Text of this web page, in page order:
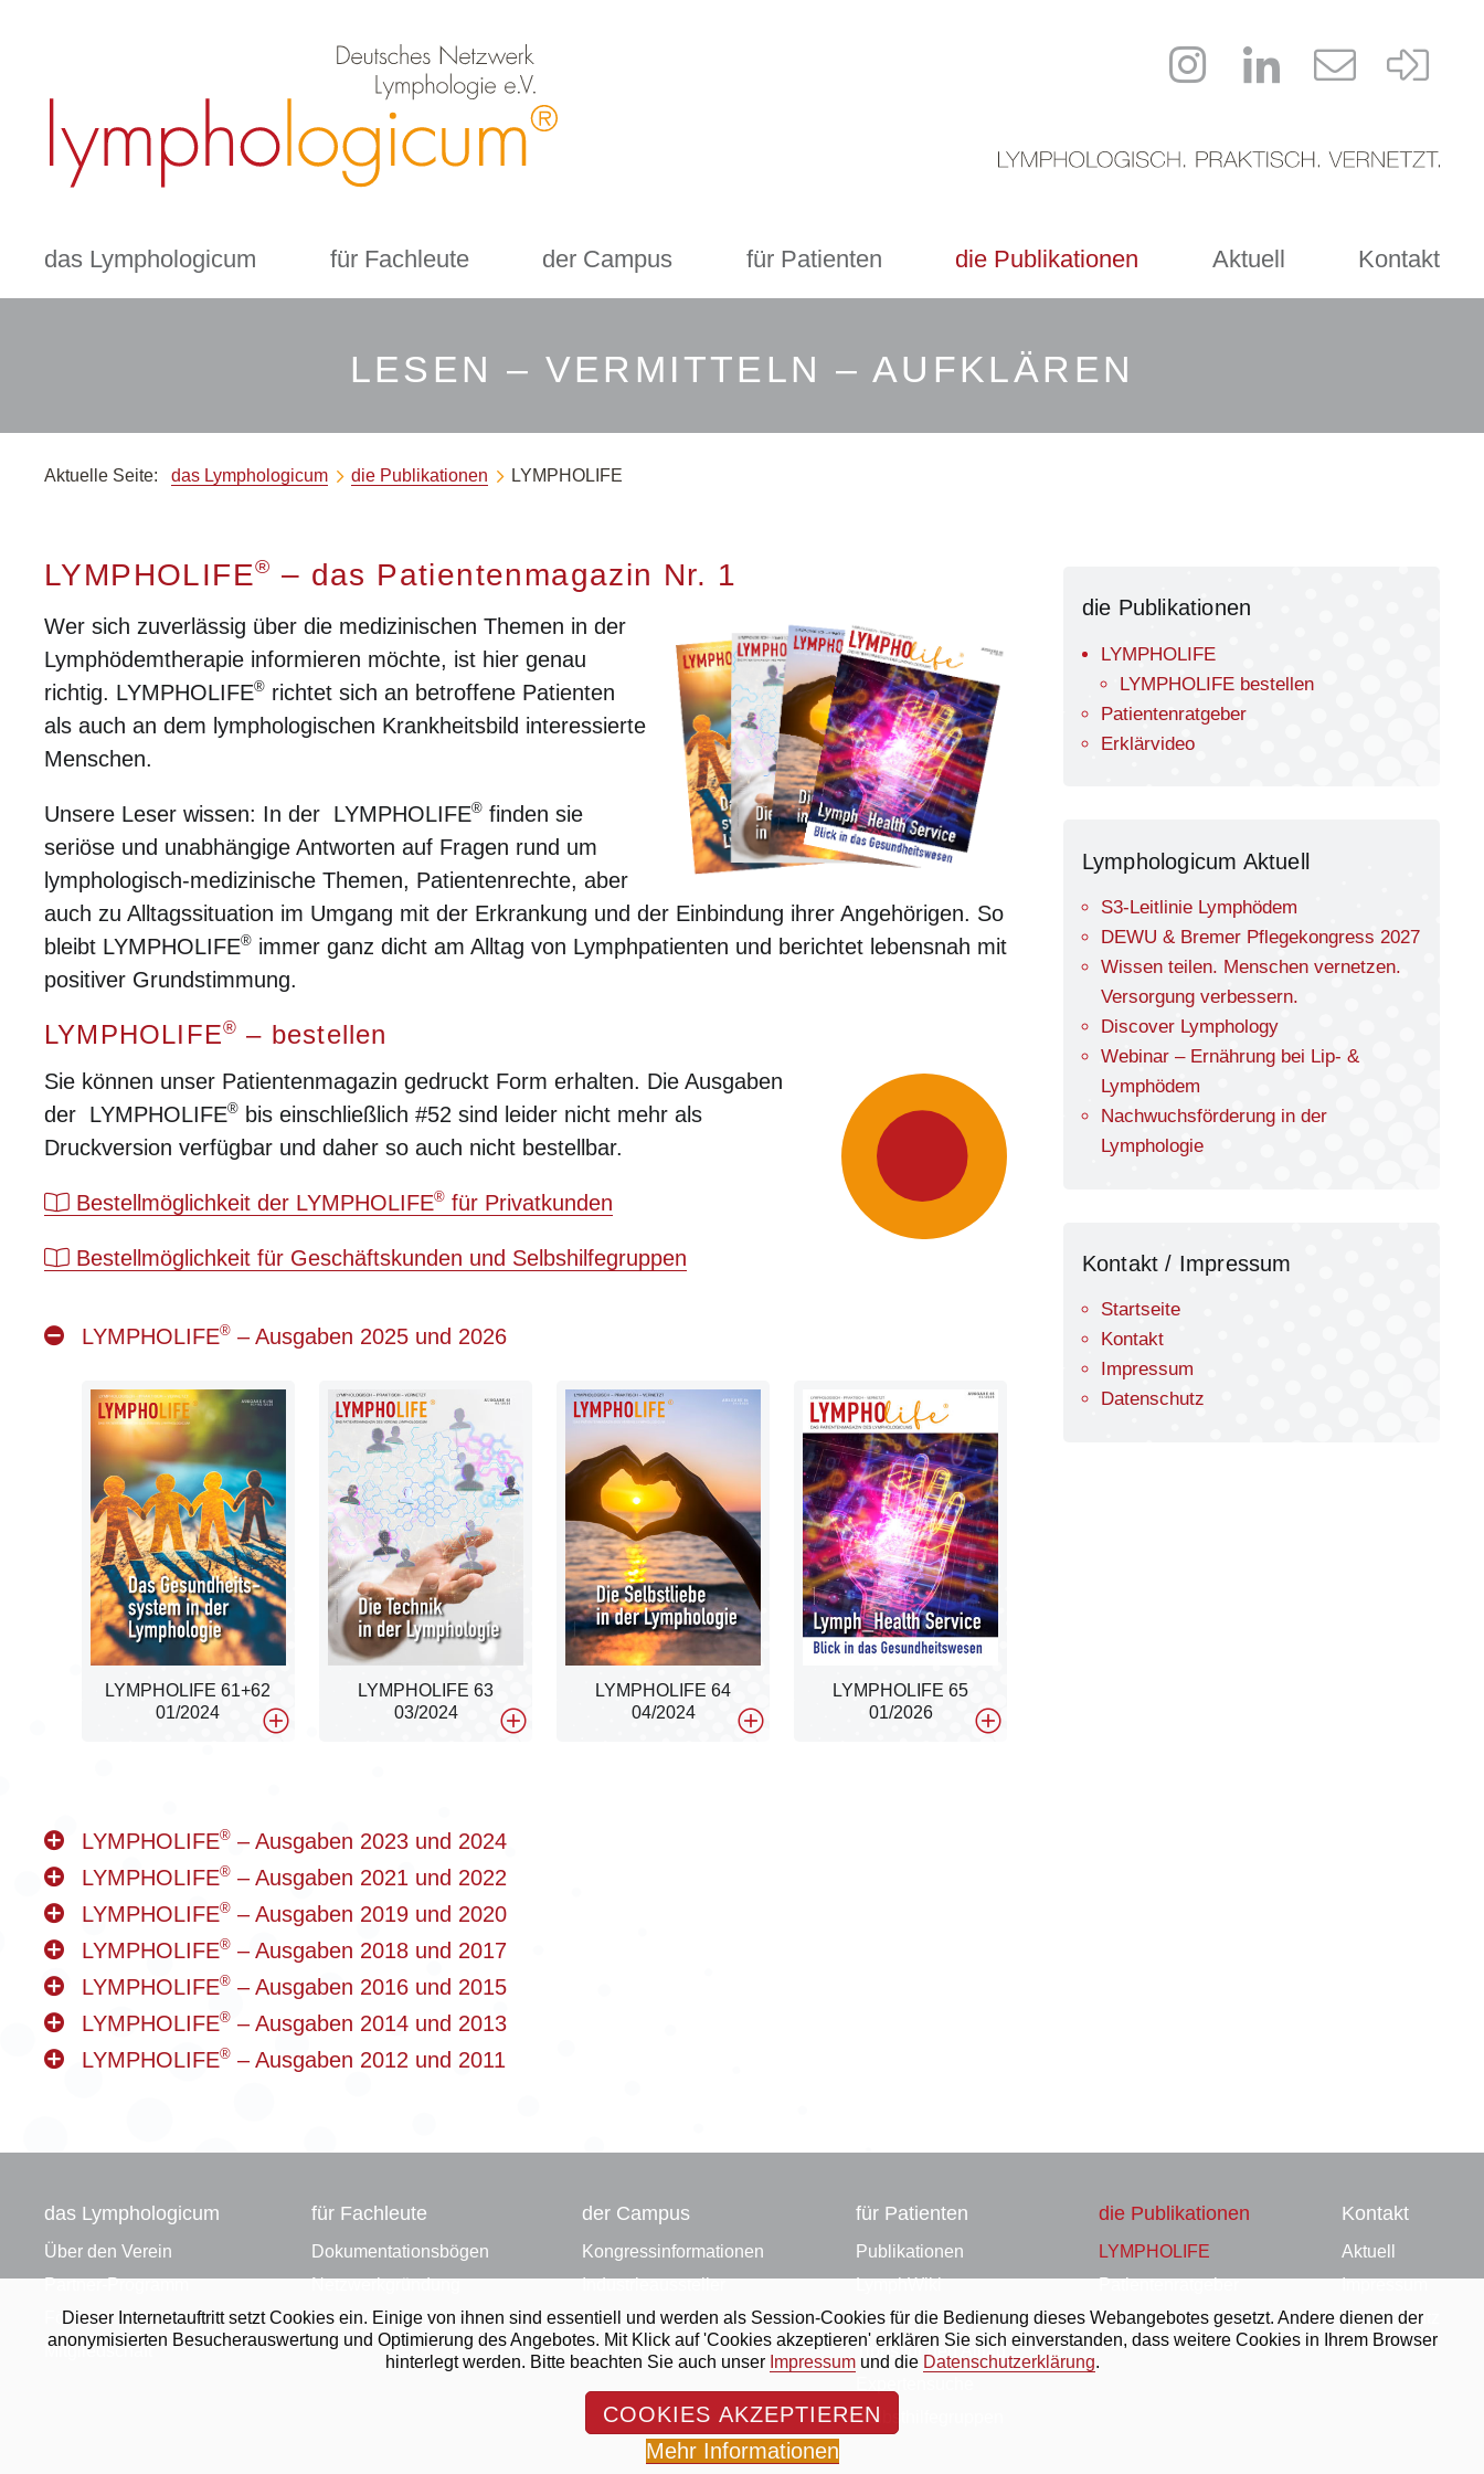
das Lymphologicum für Fachleute der Campus für Patienten die Publikationen Aktuell Kontakt
LESEN – VERMITTELN – AUFKLÄREN
Aktuelle Seite: das Lymphologicum  die Publikationen  LYMPHOLIFE
LYMPHOLIFE® – das Patientenmagazin Nr. 1
Wer sich zuverlässig über die medizinischen Themen in der
Lymphödemtherapie informieren möchte, ist hier genau
richtig. LYMPHOLIFE® richtet sich an betroffene Patienten
als auch an dem lymphologischen Krankheitsbild interessierte
Menschen.
Unsere Leser wissen: In der LYMPHOLIFE® finden sie
seriöse und unabhängige Antworten auf Fragen rund um
lymphologisch-medizinische Themen, Patientenrechte, aber
auch zu Alltagssituation im Umgang mit der Erkrankung und der Einbindung ihrer Angehörigen. So
bleibt LYMPHOLIFE® immer ganz dicht am Alltag von Lymphpatienten und berichtet lebensnah mit
positiver Grundstimmung.
LYMPHOLIFE® – bestellen
Sie können unser Patientenmagazin gedruckt Form erhalten. Die Ausgaben
der LYMPHOLIFE® bis einschließlich #52 sind leider nicht mehr als
Druckversion verfügbar und daher so auch nicht bestellbar.
Bestellmöglichkeit der LYMPHOLIFE® für Privatkunden
Bestellmöglichkeit für Geschäftskunden und Selbshilfegruppen
LYMPHOLIFE® – Ausgaben 2025 und 2026
LYMPHOLIFE 61+62
01/2024
LYMPHOLIFE 63
03/2024
LYMPHOLIFE 64
04/2024
LYMPHOLIFE 65
01/2026
LYMPHOLIFE® – Ausgaben 2023 und 2024
04/2024
03/2024
02/2024
01/2024
LYMPHOLIFE® – Ausgaben 2021 und 2022
04/2022
03/2022
02/2022
01/2022
LYMPHOLIFE® – Ausgaben 2019 und 2020
LYMPHOLIFE® – Ausgaben 2018 und 2017
04/2018
03/2018
02/2018
01/2018
LYMPHOLIFE® – Ausgaben 2016 und 2015
LYMPHOLIFE 28
LYMPHOLIFE 27
03/2016
LYMPHOLIFE 26
02/2016
LYMPHOLIFE 25
01/2016
LYMPHOLIFE® – Ausgaben 2014 und 2013
LYMPHOLIFE 19
LYMPHOLIFE 17
01/2014
LYMPHOLIFE® – Ausgaben 2012 und 2011
LYMPHOLIFE 10
02/2012
LYMPHOLIFE 09
01/2012
die Publikationen
LYMPHOLIFE
LYMPHOLIFE bestellen
Patienten­ratgeber
Erklärvideo
Lymphologicum Aktuell
S3-Leitlinie Lymphödem
DEWU & Bremer Pflegekongress 2027
Wissen teilen. Menschen vernetzen.
Versorgung verbessern.
Discover Lymphology
Webinar – Ernährung bei Lip- &
Lymphödem
Nachwuchsförderung in der
Lymphologie
Kontakt / Impressum
Startseite
Kontakt
Impressum
Datenschutz
das Lymphologicum
Über den Verein
Partner-Programm
Förderer
Mitgliedschaft
für Fachleute
Dokumentationsbögen
Netzwerkgründung
Mitgliederbereich
der Campus
Kongressinformationen
Industrieaussteller
Anmeldung
Rückblicke
für Patienten
Publikationen
LymphWiki
Lymphbibliothek
Tipps für den Alltag
Selbsthilfegruppen
die Publikationen
LYMPHOLIFE
Patienten­ratgeber
Erklärvideo
Kontakt
Aktuell
Impressum
Datenschutz
Dieser Internetauftritt setzt Cookies ein. Einige von ihnen sind essentiell und werden als Session-Cookies für die Bedienung dieses Webangebotes gesetzt. Andere dienen der
anonymisierten Besucherauswertung und Optimierung des Angebotes. Mit Klick auf 'Cookies akzeptieren' erklären Sie sich einverstanden, dass weitere Cookies in Ihrem Browser
hinterlegt werden. Bitte beachten Sie auch unser Impressumund die Datenschutzerklärung.
COOKIES AKZEPTIEREN
Mehr Informationen